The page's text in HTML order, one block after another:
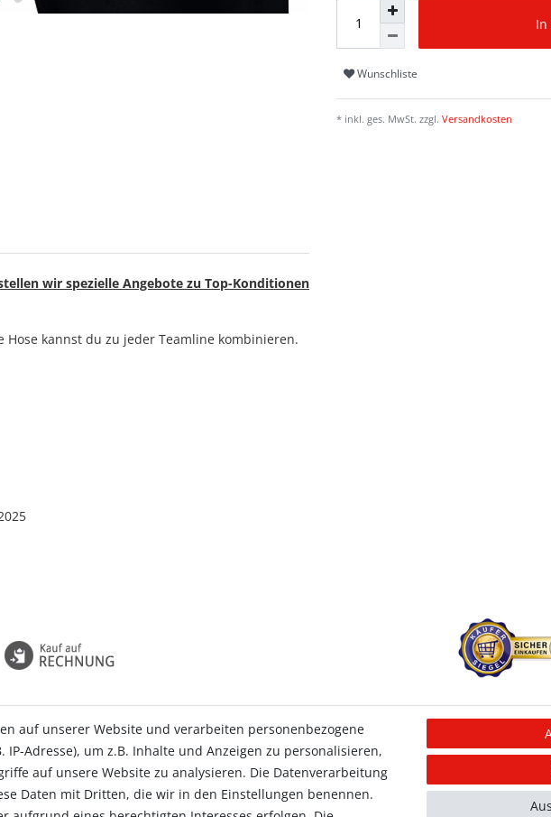
In
Wunschliste
* inkl. ges. MwSt. zzgl. Versandkosten
wir spezielle Angebote zu Top-Konditionen
kannst du zu jeder Teamline kombinieren.
Allgemein
Kontakt
Datenschutzerklärung
auf unserer Website und verarbeiten personenbezogene
Adresse), um z.B. Inhalte und Anzeigen zu personalisieren,
auf unsere Website zu analysieren. Die Datenverarbeitung
Daten mit Dritten, die wir in den Einstellungen benennen.